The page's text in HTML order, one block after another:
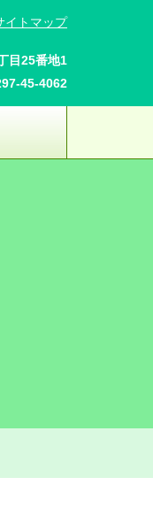
イトマップ
目25番地1
45-4062